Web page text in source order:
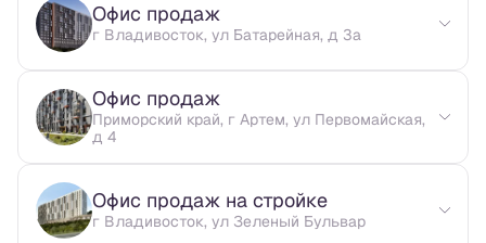
Офис продаж
г Владивосток, ул Батарейная, д 3а
Офис продаж
Приморский край, г Артем, ул Первомайская,
д 4
Офис продаж на стройке
г Владивосток, ул Зеленый Бульвар